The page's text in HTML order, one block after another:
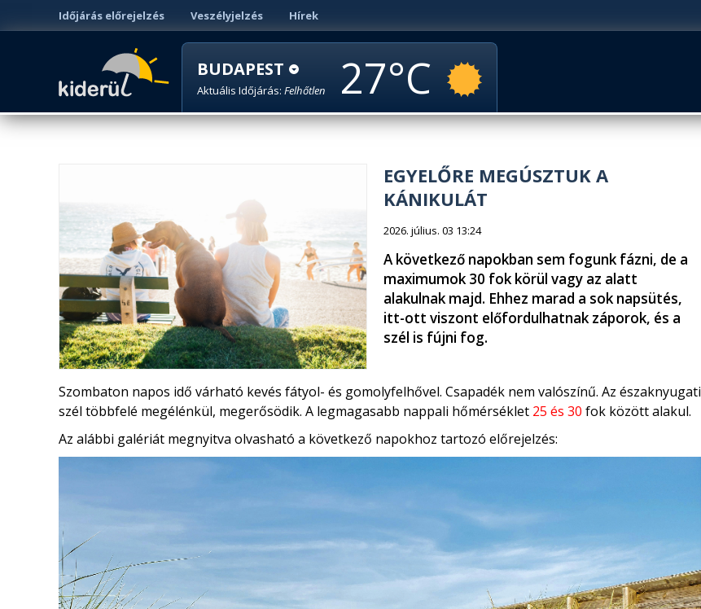
Időjárás előrejelzés Veszélyjelzés Hírek
BUDAPEST
Aktuális Időjárás: Felhőtlen 27
EGYELŐRE MEGÚSZTUK A
KÁNIKULÁT
2026. július. 03 13:24
A következő napokban sem fogunk fázni, de a
maximumok 30 fok körül vagy az alatt
alakulnak majd. Ehhez marad a sok napsütés,
itt-ott viszont előfordulhatnak záporok, és a
szél is fújni fog.
Szombaton napos idő várható kevés fátyol- és gomolyfelhővel. Csapadék nem valószínű. Az északnyugati
szél többfelé megélénkül, megerősödik. A legmagasabb nappali hőmérséklet 25 és 30 fok között alakul.
Az alábbi galériát megnyitva olvasható a következő napokhoz tartozó előrejelzés: